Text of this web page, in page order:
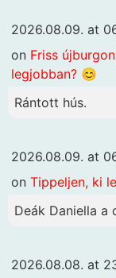
2026.08.09. at
on Friss
legjobban? 😊
Rántott hús.
2026.08.09. at
on Tippeljen, ki
Deák Daniella a
2026.08.08. at